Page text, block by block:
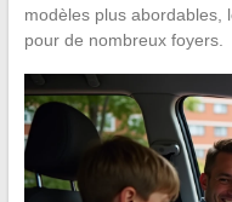
modèles plus abordables,
pour de nombreux foyers.